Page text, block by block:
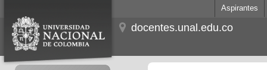
Aspirantes
docentes.unal.edu.co